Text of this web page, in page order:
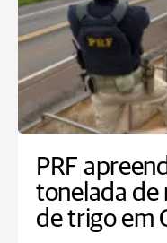
PRF
tonelada de
de trigo em